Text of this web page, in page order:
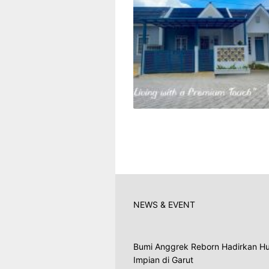
NEWS & EVENT
Bumi Anggrek Reborn Hadirkan
Impian di Garut